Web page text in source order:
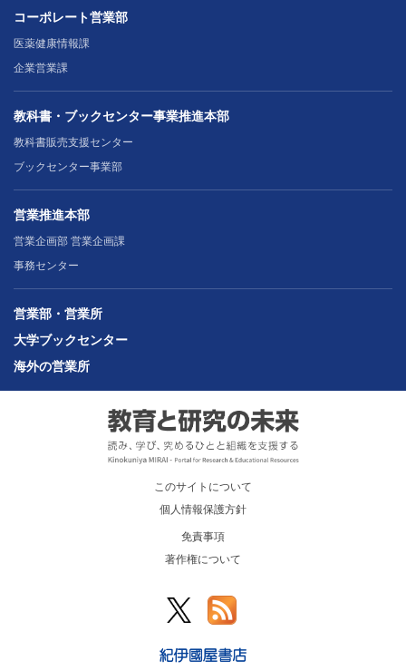
コーポレート営業部
医薬健康情報課
企業営業課
教科書・ブックセンター事業推進本部
教科書販売支援センター
ブックセンター事業部
営業推進本部
営業企画部 営業企画課
事務センター
営業部・営業所
大学ブックセンター
海外の営業所
このサイトについて
個人情報保護方針
免責事項
著作権について